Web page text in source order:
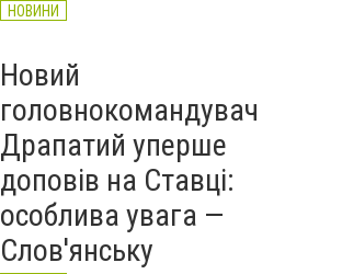
НОВИНИ
Новий
головнокомандувач
Драпатий уперше
доповів на Ставці:
особлива увага —
Слов'янську